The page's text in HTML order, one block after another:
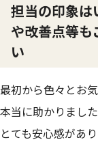
担当の印象は
や改善点等も
い
最初から色々とお
本当に助かりました
とても安心感があ